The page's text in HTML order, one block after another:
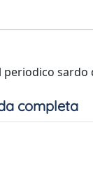
periodico
completa